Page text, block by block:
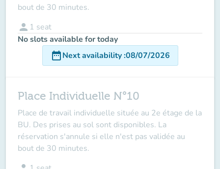
bout de 30 minutes.
person 1 seat
No slots available for today
date_rangeNext availability:08/07/2026
Place Individuelle N°10
Place de travail individuelle située au 2e étage de la
BU. Des prises au sol sont disponibles. La
réservation s'annule si elle n'est pas validée au
bout de 30 minutes.